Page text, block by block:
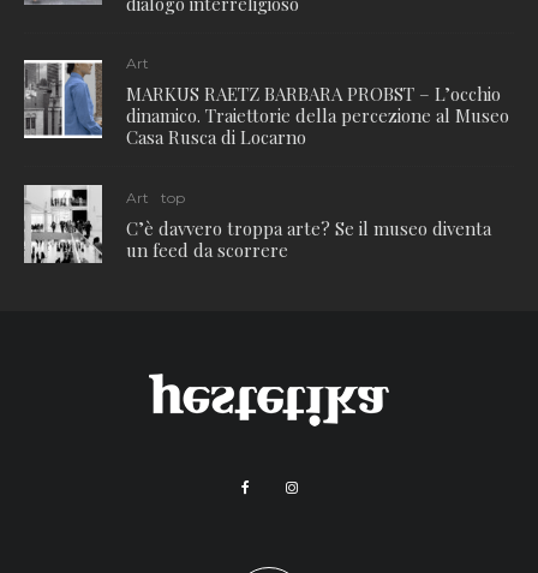
Art
MARKUS RAETZ BARBARA PROBST – L’occhio
dinamico. Traiettorie della percezione al Museo
Casa Rusca di Locarno
Art top
C’è davvero troppa arte? Se il museo diventa
un feed da scorrere